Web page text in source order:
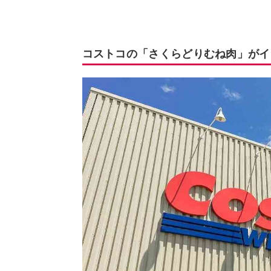
コストコの「さくらどりむね肉」が